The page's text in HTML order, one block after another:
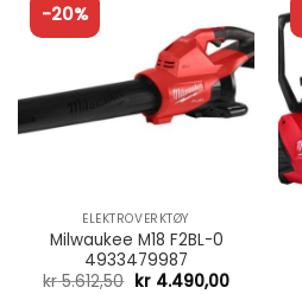
-20%
ELEKTROVERKTØY
Milwaukee M18 F2BL-0
4933479987
kr5.612,50 kr4.490,00